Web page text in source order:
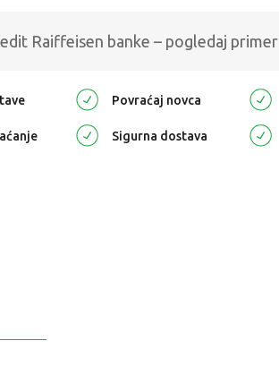
Raiffeisen banke – pogledaj primer
Povraćaj novca
Sigurna dostava